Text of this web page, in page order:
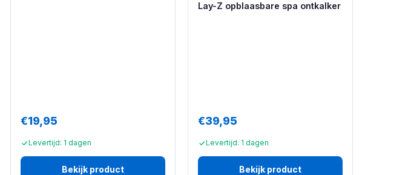
€19,95
Levertijd: 1 dagen
Bekijk product
Lay-Z opblaasbare spa ontkalker
€39,95
Levertijd: 1 dagen
Bekijk product